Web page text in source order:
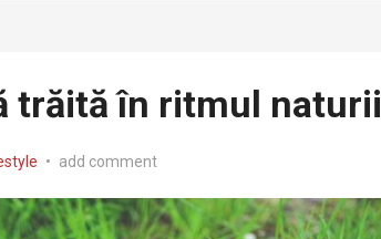
trăită în ritmul naturii
• add comment